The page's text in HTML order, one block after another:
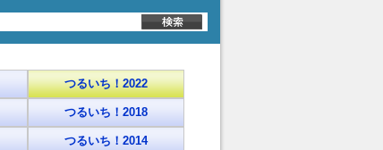
つるいち！2022
つるいち！2018
つるいち！2014